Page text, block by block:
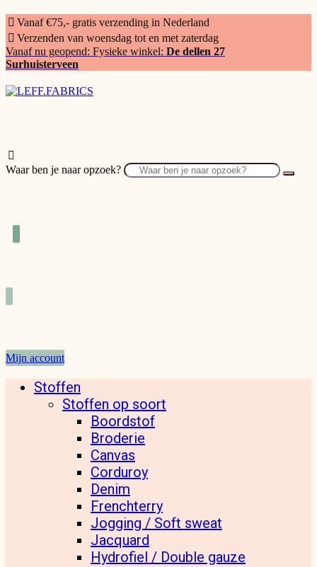
Vanaf €75,- gratis verzending in Nederland
Verzenden van woensdag tot en met zaterdag
Vanaf nu geopend: Fysieke winkel: De dellen 27
Surhuisterveen
Waar ben je naar opzoek?
Mijn account
Stoffen
Stoffen op soort
Boordstof
Broderie
Canvas
Corduroy
Denim
Frenchterry
Jogging / Soft sweat
Jacquard
Hydrofiel / Double gauze